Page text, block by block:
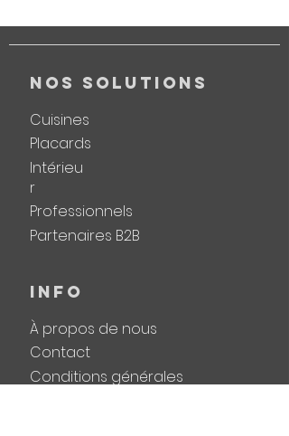
NOS SOLUTIONS
Cuisines
Placards
Intérieu
r
Professionnels
Partenaires B2B
INFO
À propos de nous
Contact
Conditions générales